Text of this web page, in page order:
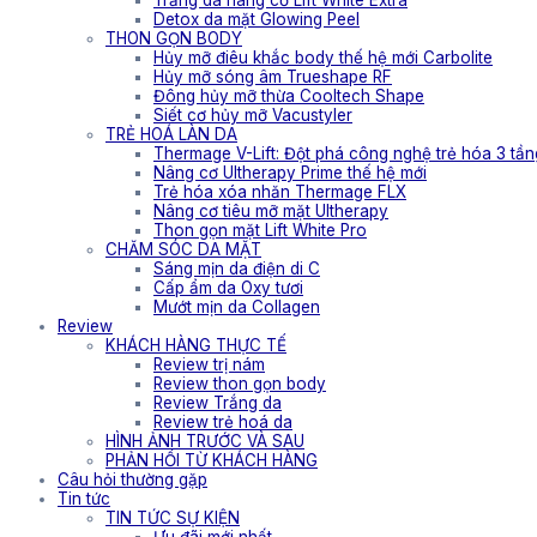
Detox da mặt Glowing Peel
THON GỌN BODY
Hủy mỡ điêu khắc body thế hệ mới Carbolite
Hủy mỡ sóng âm Trueshape RF
Đông hủy mỡ thừa Cooltech Shape
Siết cơ hủy mỡ Vacustyler
TRẺ HOÁ LÀN DA
Thermage V-Lift: Đột phá công nghệ trẻ hóa 3
Nâng cơ Ultherapy Prime thế hệ mới
Trẻ hóa xóa nhăn Thermage FLX
Nâng cơ tiêu mỡ mặt Ultherapy
Thon gọn mặt Lift White Pro
CHĂM SÓC DA MẶT
Sáng mịn da điện di C
Cấp ẩm da Oxy tươi
Mướt mịn da Collagen
Review
KHÁCH HÀNG THỰC TẾ
Review trị nám
Review thon gọn body
Review Trắng da
Review trẻ hoá da
HÌNH ẢNH TRƯỚC VÀ SAU
PHẢN HỒI TỪ KHÁCH HÀNG
Câu hỏi thường gặp
Tin tức
TIN TỨC SỰ KIỆN